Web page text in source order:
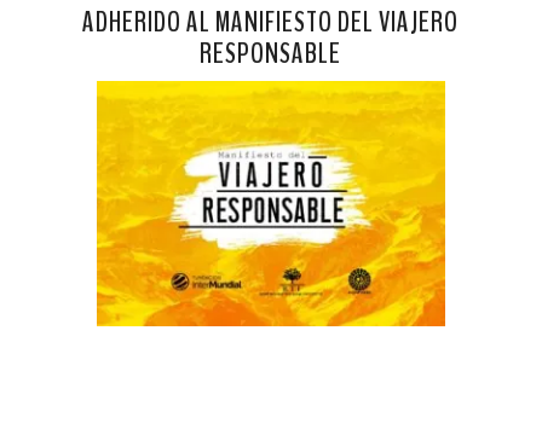
ADHERIDO AL MANIFIESTO DEL VIAJERO
RESPONSABLE